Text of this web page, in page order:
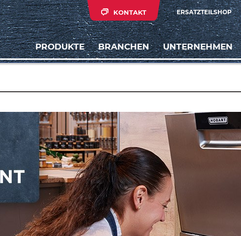
ERSATZTEILSHOP
KONTAKT
PRODUKTE BRANCHEN UNTERNEHMEN